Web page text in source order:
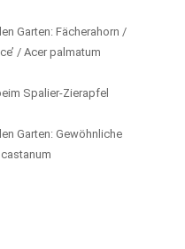
Garten: Fächerahorn /
/ Acer palmatum
Spalier-Zierapfel
Garten: Gewöhnliche